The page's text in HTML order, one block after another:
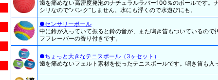
歯を痛めない高密度発泡のナチュラルラバー100％のボールです。
シリなので“パンク”しません。水にも浮くので水遊びにも。
●センサリーボール
中に鈴が入っていて振ると鈴の音が、また鳴き笛もついているので
フフレーバーの香り付きです。
●ちょっと大きなテニスボール（3ヶセット）
歯を痛めないフェルト素材を使ったテニスボールです。鳴き笛も入